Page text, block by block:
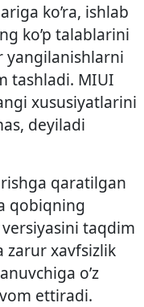
ko’ra, ishlab
ko’p talablarini
yangilanishlarni
tashladi. MIUI
xususiyatlarini
deyiladi
qaratilgan
qobiqning
taqdim
zarur xavfsizlik
o’z
ettiradi.